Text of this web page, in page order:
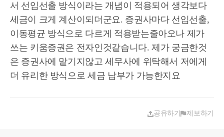
서 선입선출 방식이라는 개념이 적용되어 생각보다
세금이 크게 계산이되더군요. 증권사마다 선입선출,
이동평균 방식으로 다르게 적용받는줄아오나 제가
쓰는 키움증권은 전자인것같습니다. 제가 궁금한것
은 증권사에 맡기지않고 세무사에 위탁해서 저에게
더 유리한 방식으로 세금 납부가 가능한지요
공유하기 제보하기